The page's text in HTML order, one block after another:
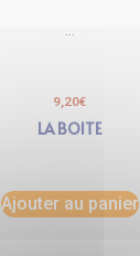
9,20€
LA BOITE
Ajouter au panier